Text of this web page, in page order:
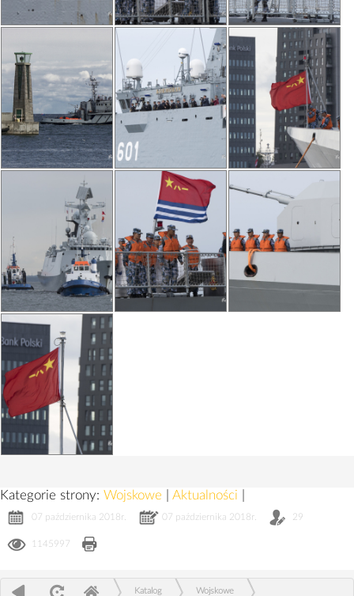
Kategorie strony: Wojskowe Aktualności
07 października 2018r. 07 października 2018r. 29
1145997
Katalog Wojskowe